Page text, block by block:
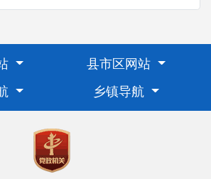
县市区网站
乡镇导航